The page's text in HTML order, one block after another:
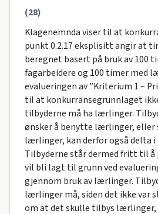
(28)
Klagenemnda viser til at
punkt 0.2.17 eksplisitt angir at
beregnet basert på bruk av 100
fagarbeidere og 100 timer med
evalueringen av ”Kriterium 1 –
til at konkurransegrunnlaget
tilbyderne må ha lærlinger.
ønsker å benytte lærlinger, eller
lærlinger, kan derfor også delta i
Tilbyderne står dermed fritt til å
vil bli lagt til grunn ved
gjennom bruk av lærlinger.
lærlinger må, siden det ikke var
om at det skulle tilbys lærlinger,